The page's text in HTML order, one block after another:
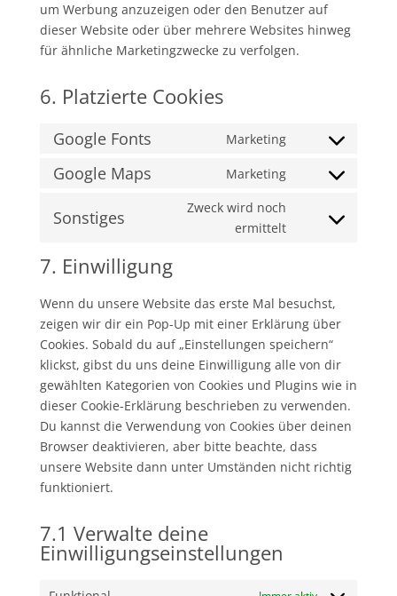
um Werbung anzuzeigen oder den Benutzer auf
dieser Website oder über mehrere Websites hinweg
für ähnliche Marketingzwecke zu verfolgen.
6. Platzierte Cookies
Google Fonts Marketing
Consent
Google Maps Marketing
Consent
service
Sonstiges
Zweck wird noch
ermittelt
Consent
7. Einwilligung
Wenn du unsere Website das erste Mal besuchst,
zeigen wir dir ein Pop-Up mit einer Erklärung über
Cookies. Sobald du auf „Einstellungen speichern“
klickst, gibst du uns deine Einwilligung alle von dir
gewählten Kategorien von Cookies und Plugins wie in
dieser Cookie-Erklärung beschrieben zu verwenden.
Du kannst die Verwendung von Cookies über deinen
Browser deaktivieren, aber bitte beachte, dass
unsere Website dann unter Umständen nicht richtig
funktioniert.
7.1 Verwalte deine
Einwilligungseinstellungen